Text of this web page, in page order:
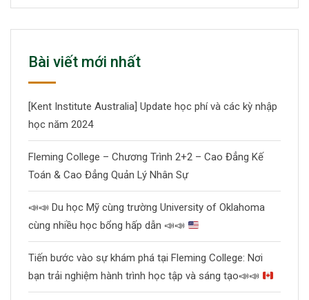
Bài viết mới nhất
[Kent Institute Australia] Update học phí và các kỳ nhập
học năm 2024
Fleming College – Chương Trình 2+2 – Cao Đẳng Kế
Toán & Cao Đẳng Quản Lý Nhân Sự
📣📣 Du học Mỹ cùng trường University of Oklahoma
cùng nhiều học bổng hấp dẫn 📣📣
Tiến bước vào sự khám phá tại Fleming College: Nơi
bạn trải nghiệm hành trình học tập và sáng tạo📣📣